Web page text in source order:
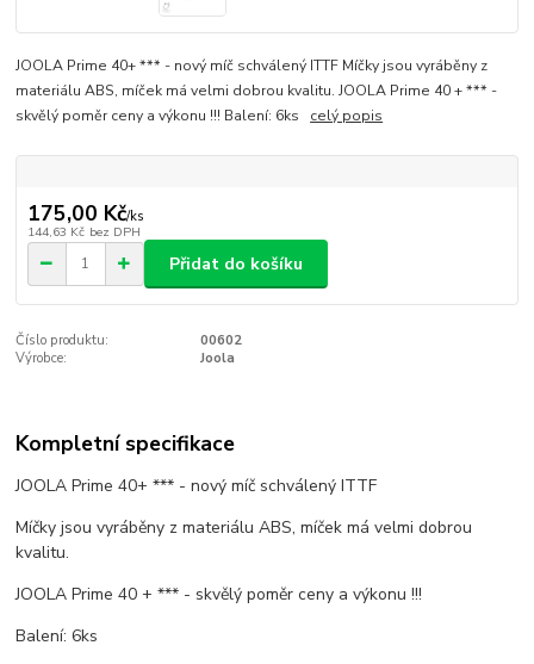
JOOLA Prime 40+ *** - nový míč schválený ITTF Míčky jsou vyráběny z
materiálu ABS, míček má velmi dobrou kvalitu. JOOLA Prime 40 + *** -
skvělý poměr ceny a výkonu !!! Balení: 6ks celý popis
175,00 Kč/ks
144,63 Kč bez DPH
Přidat do košíku
Číslo produktu:
00602
Výrobce:
Joola
Kompletní specifikace
JOOLA Prime 40+ *** - nový míč schválený ITTF
Míčky jsou vyráběny z materiálu ABS, míček má velmi dobrou
kvalitu.
JOOLA Prime 40 + *** - skvělý poměr ceny a výkonu !!!
Balení: 6ks